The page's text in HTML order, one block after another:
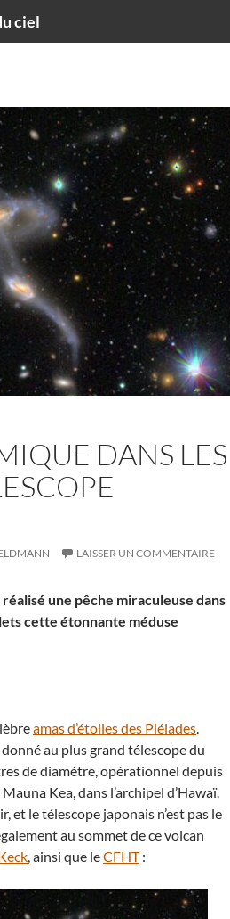
ciel
DANS LES
LAISSER UN COMMENTAIRE
une pêche miraculeuse dans
cette étonnante méduse
amas d’étoiles des Pléiades.
au plus grand télescope du
de diamètre, opérationnel depuis
Kea, dans l’archipel d’Hawaï.
et le télescope japonais n’est pas le
au sommet de ce volcan
, ainsi que leCFHT: